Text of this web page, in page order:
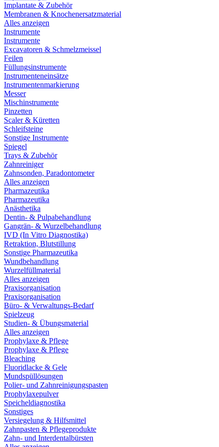
Implantate & Zubehör
Membranen & Knochenersatzmaterial
Alles anzeigen
Instrumente
Instrumente
Excavatoren & Schmelzmeissel
Feilen
Füllungsinstrumente
Instrumenteneinsätze
Instrumentenmarkierung
Messer
Mischinstrumente
Pinzetten
Scaler & Küretten
Schleifsteine
Sonstige Instrumente
Spiegel
Trays & Zubehör
Zahnreiniger
Zahnsonden, Paradontometer
Alles anzeigen
Pharmazeutika
Pharmazeutika
Anästhetika
Dentin- & Pulpabehandlung
Gangrän- & Wurzelbehandlung
IVD (In Vitro Diagnostika)
Retraktion, Blutstillung
Sonstige Pharmazeutika
Wundbehandlung
Wurzelfüllmaterial
Alles anzeigen
Praxisorganisation
Praxisorganisation
Büro- & Verwaltungs-Bedarf
Spielzeug
Studien- & Übungsmaterial
Alles anzeigen
Prophylaxe & Pflege
Prophylaxe & Pflege
Bleaching
Fluoridlacke & Gele
Mundspüllösungen
Polier- und Zahnreinigungspasten
Prophylaxepulver
Speicheldiagnostika
Sonstiges
Versiegelung & Hilfsmittel
Zahnpasten & Pflegeprodukte
Zahn- und Interdentalbürsten